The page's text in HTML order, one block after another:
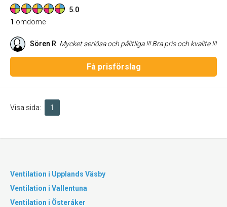
5.0
1 omdöme
Sören R: Mycket seriösa och pålitliga !!! Bra pris och kvalite !!!
Få prisförslag
Visa sida: 1
Ventilation i Upplands Väsby
Ventilation i Vallentuna
Ventilation i Österåker